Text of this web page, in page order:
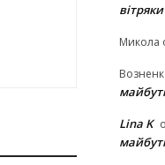
Микола
Lina K